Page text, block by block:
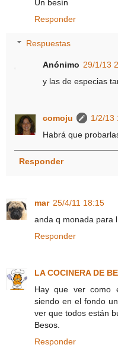
Un besín
Responder
Respuestas
Anónimo 29/1/13
y las de especias
comoju
1/2/13
Habrá que
Responder
mar 25/4/11 18:15
anda q monada para
Responder
LA COCINERA DE
Hay que ver como
siendo en el fondo
ver que todos están
Besos.
Responder